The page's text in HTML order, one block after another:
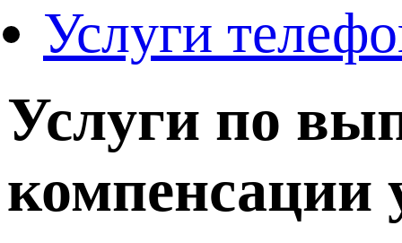
Услуги
Услуги по
компенсации